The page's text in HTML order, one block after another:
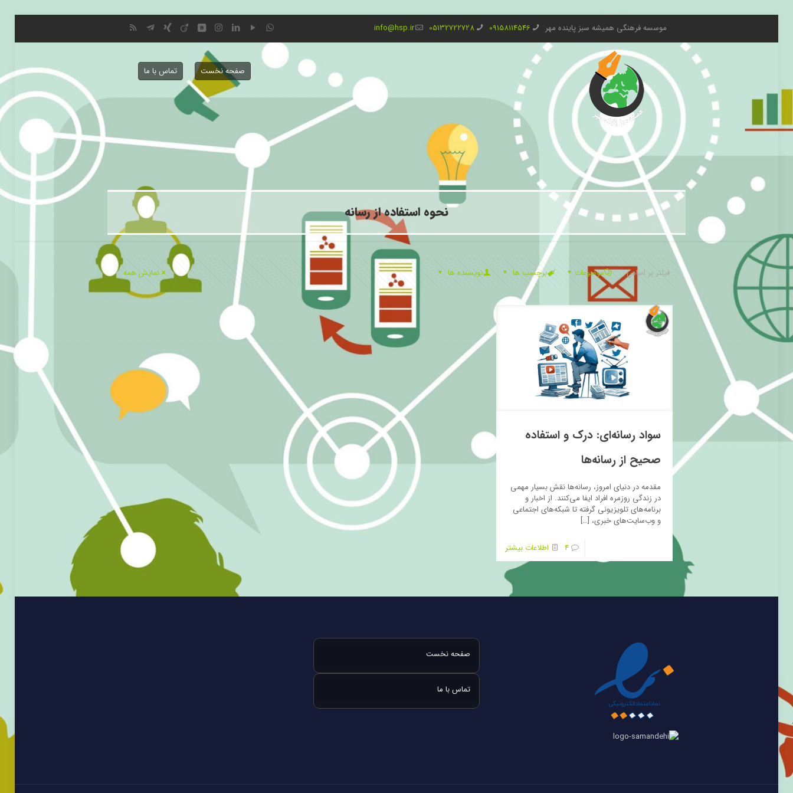
موسسه فرهنگی همیشه سبز پاینده مهر 09158114546
05132722728
info@hsp.ir
صفحه نخست تماس با ما
نحوه استفاده از رسانه
فیلتر بر اساس : موضوعات برچسب ها نویسنده ها نمایش همه
سواد رسانه‌ای: درک و استفاده
صحیح از رسانه‌ها
مقدمه در دنیای امروز، رسانه‌ها نقش بسیار مهمی
در زندگی روزمره افراد ایفا می‌کنند. از اخبار و
برنامه‌های تلویزیونی گرفته تا شبکه‌های اجتماعی
و وب‌سایت‌های خبری، […]
4 اطلاعات بیشتر
صفحه نخست
تماس با ما